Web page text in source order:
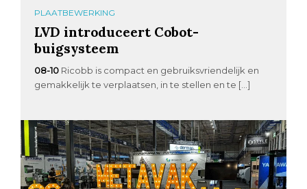
PLAATBEWERKING
LVD introduceert Cobot-
buigsysteem
08-10 Ricobb is compact en gebruiksvriendelijk en
gemakkelijk te verplaatsen, in te stellen en te […]